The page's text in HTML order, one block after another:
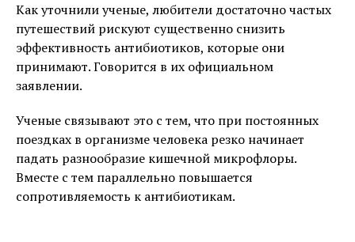
Как уточнили ученые, любители достаточно частых
путешествий рискуют существенно снизить
эффективность антибиотиков, которые они
принимают. Говорится в их официальном
заявлении.
Ученые связывают это с тем, что при постоянных
поездках в организме человека резко начинает
падать разнообразие кишечной микрофлоры.
Вместе с тем параллельно повышается
сопротивляемость к антибиотикам.